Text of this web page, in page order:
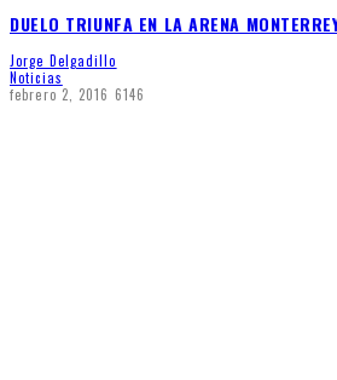
DUELO TRIUNFA EN LA ARENA
Jorge Delgadillo
Noticias
febrero 2, 2016 6146